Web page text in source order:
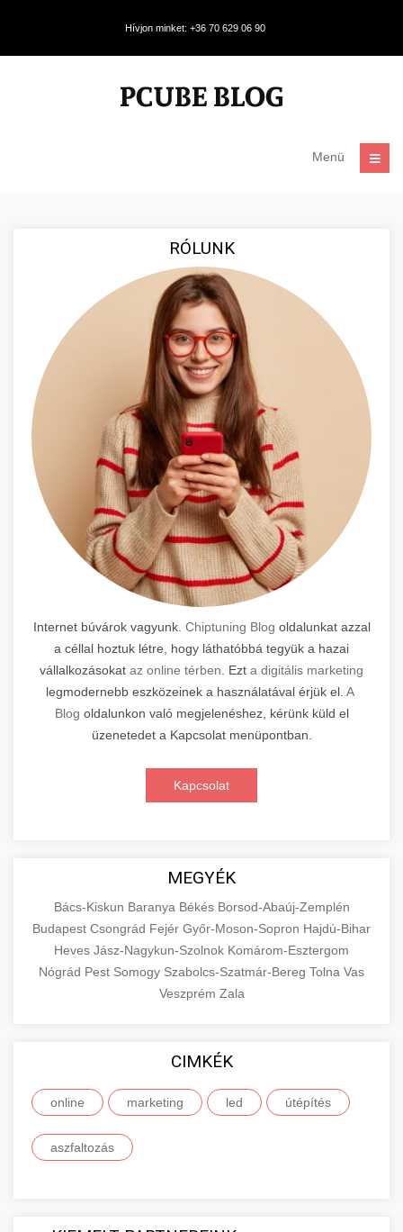
Hívjon minket: +36 70 629 06 90
Menü
RÓLUNK
Internet búvárok vagyunk. Chiptuning Blog oldalunkat azzal
a céllal hoztuk létre, hogy láthatóbbá tegyük a hazai
vállalkozásokat az online térben . Ezt a digitális marketing
legmodernebb eszközeinek a használatával érjük el. A
Blog oldalunkon való megjelenéshez, kérünk küld el
üzenetedet a Kapcsolat menüpontban.
Kapcsolat
MEGYÉK
Bács-Kiskun Baranya Békés Borsod-Abaúj-Zemplén
Budapest Csongrád Fejér Győr-Moson-Sopron Hajdú-Bihar
Heves Jász-Nagykun-Szolnok Komárom-Esztergom
Nógrád Pest Somogy Szabolcs-Szatmár-Bereg Tolna Vas
Veszprém Zala
CIMKÉK
online marketing led útépítés
aszfaltozás